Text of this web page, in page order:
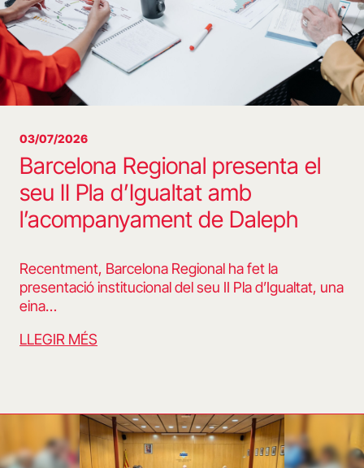
03/07/2026
Barcelona Regional presenta el
seu II Pla d’Igualtat amb
l’acompanyament de Daleph
Recentment, Barcelona Regional ha fet la
presentació institucional del seu II Pla d’Igualtat, una
eina…
LLEGIR MÉS